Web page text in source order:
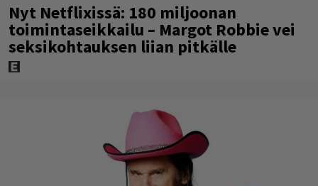
Nyt Netflixissä: 180 miljoonan
toimintaseikkailu – Margot Robbie vei
seksikohtauksen liian pitkälle